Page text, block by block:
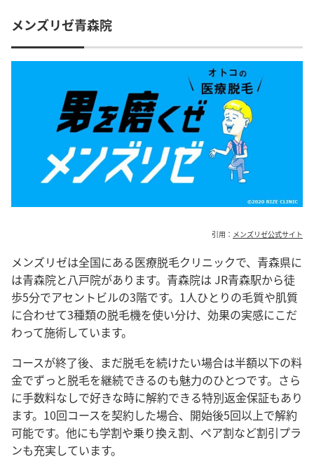
メンズリゼ青森院
引用： メンズリゼ公式サイト
メンズリゼは全国にある医療脱毛クリニックで、青森県に
は青森院と八戸院があります。青森院は JR青森駅から徒
歩5分でアセントビルの3階です。1人ひとりの毛質や肌質
に合わせて3種類の脱毛機を使い分け、効果の実感にこだ
わって施術しています。
コースが終了後、まだ脱毛を続けたい場合は半額以下の料
金でずっと脱毛を継続できるのも魅力のひとつです。さら
に手数料なしで好きな時に解約できる特別返金保証もあり
ます。10回コースを契約した場合、開始後5回以上で解約
可能です。他にも学割や乗り換え割、ペア割など割引プラ
ンも充実しています。